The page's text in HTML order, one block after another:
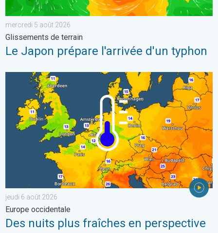
mercredi 5 août 2026
Glissements de terrain
Le Japon prépare l'arrivée d'un typhon
Des nuits plus fraîches en perspective. Europe occidentale. . .
jeudi 6 août 2026
Europe occidentale
Des nuits plus fraîches en perspective